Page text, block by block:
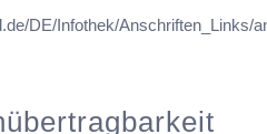
DE/Infothek/Anschriften_Links/